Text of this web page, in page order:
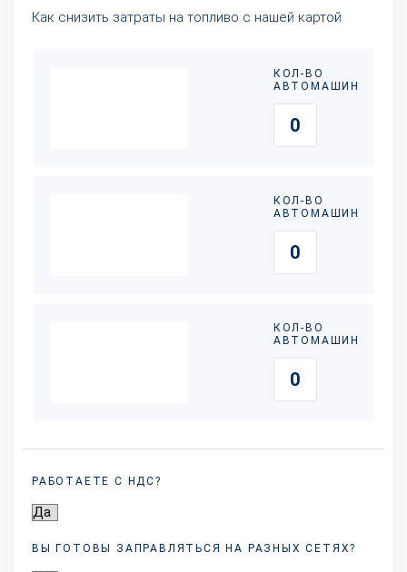
Как снизить затраты на топливо с нашей картой
КОЛ-ВО
АВТОМАШИН
КОЛ-ВО
АВТОМАШИН
КОЛ-ВО
АВТОМАШИН
РАБОТАЕТЕ С НДС?
ВЫ ГОТОВЫ ЗАПРАВЛЯТЬСЯ НА РАЗНЫХСЕТЯХ?